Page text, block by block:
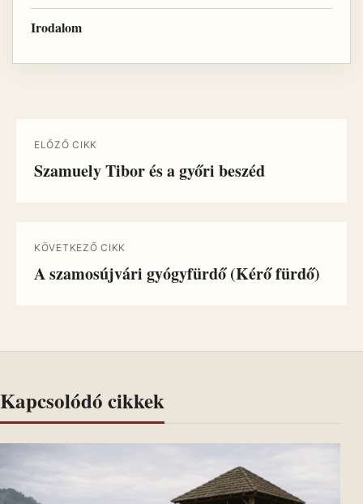
Irodalom
ELŐZŐ CIKK
Szamuely Tibor és a győri beszéd
KÖVETKEZŐ CIKK
A szamosújvári gyógyfürdő (Kérő fürdő)
Kapcsolódó cikkek